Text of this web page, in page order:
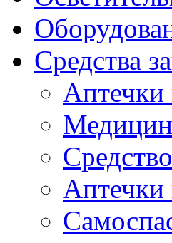
Средства